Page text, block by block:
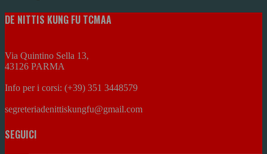
DE NITTIS KUNG FU TCMAA
Via Quintino Sella 13,
43126 PARMA
Info per i corsi: (+39) 351 3448579
segreteriadenittiskungfu@gmail.com
SEGUICI